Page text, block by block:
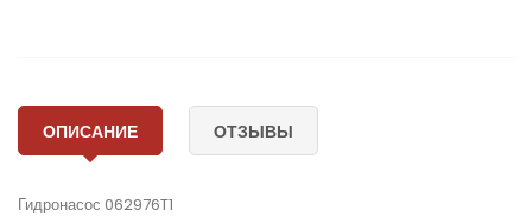
ОПИСАНИЕ ОТЗЫВЫ
Гидронасос 062976T1